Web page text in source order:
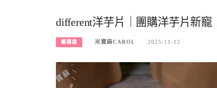
different洋芋片｜團購洋芋片新
團購趣 米寶麻CAROL 2025-11-12